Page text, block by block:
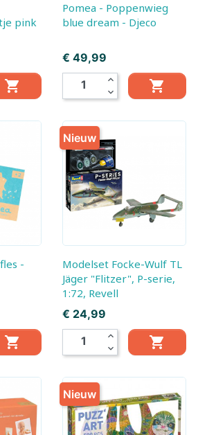
pink

Pomea - Poppenwieg
blue dream - Djeco
Prijs
€ 49,99
expand_less
expand_more


Modelset Focke-Wulf TL
Jäger "Flitzer", P-serie,
1:72, Revell
Prijs
€ 24,99
expand_less
expand_more

Nieuw
Nieuw